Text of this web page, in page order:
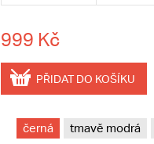
999 Kč
PŘIDAT DO KOŠÍKU
černá tmavě modrá